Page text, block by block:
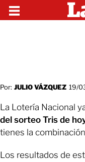
Por: JULIO VÁZQUEZ 19/
La Lotería Nacional
del sorteo Tris de
tienes la
Los resultados de